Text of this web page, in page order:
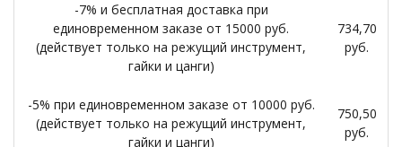
-7% и бесплатная доставка при
единовременном заказе от 15000 руб.
(действует только на режущий инструмент,
гайки и цанги)
734,70
руб.
-5% при единовременном заказе от 10000 руб.
(действует только на режущий инструмент,
гайки и цанги)
750,50
руб.